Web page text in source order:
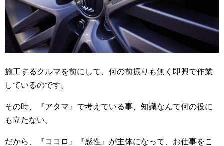
施工するクルマを前にして、何の前振りも無く即興で作業
しているのです。
その時、『アタマ』で考えている事、知識なんて何の役に
も立たない。
だから、『ココロ』『感性』が主体になって、お仕事をこ